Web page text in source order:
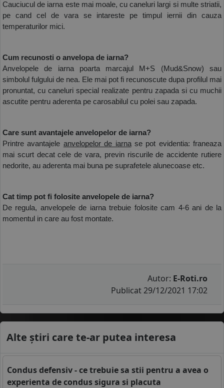
Cauciucul de iarna este mai moale, cu caneluri largi si multe striatii,
pe cand cel de vara se intareste pe timpul iernii din cauza
temperaturilor mici.
Cum recunosti o anvelopa de iarna?
Anvelopele de iarna poarta marcajul M+S (Mud&Snow) sau
simbolul fulgului de nea. Ele mai pot fi recunoscute dupa profilul mai
pronuntat, cu caneluri special realizate pentru zapada si cu muchii
ascutite pentru aderenta pe carosabilul cu polei sau zapada.
Care sunt avantajele anvelopelor de iarna?
Printre avantajele anvelopelor de iarna se pot evidentia: franeaza
mai scurt decat cele de vara, previn riscurile de accidente rutiere
nedorite, au aderenta mai buna pe suprafetele alunecoase etc.
Cat timp pot fi folosite anvelopele de iarna?
De regula, anvelopele de iarna trebuie folosite cam 4-6 ani de la
momentul in care au fost montate.
Autor: E-Roti.ro
Publicat 29/12/2021 17:02
Alte știri care te-ar putea interesa
Condus defensiv - ce trebuie sa stii pentru a avea o
experienta de condus sigura si placuta